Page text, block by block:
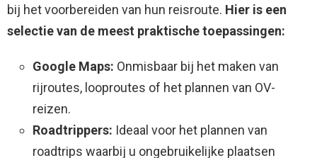
bij het voorbereiden van hun reisroute. Hier is een
selectie van de meest praktische toepassingen:
Google Maps: Onmisbaar bij het maken van
rijroutes, looproutes of het plannen van OV-
reizen.
Roadtrippers: Ideaal voor het plannen van
roadtrips waarbij u ongebruikelijke plaatsen